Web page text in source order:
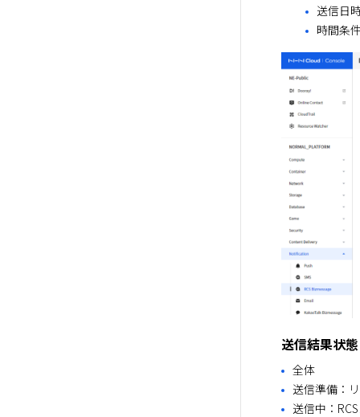
送信日
時間条
送信結果状態
全体
送信準備：
送信中：